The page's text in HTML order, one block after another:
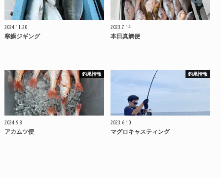
2024.11.20
寒鰤ジギング
2023.7.14
本日真鯛便
釣果情報
2024.9.8
アカムツ便
釣果情報
2023.6.10
マグロキャスティング